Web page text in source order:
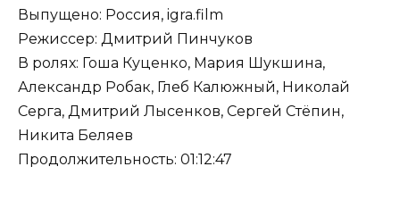
Выпущено: Россия, igra.film
Режиссер: Дмитрий Пинчуков
В ролях: Гоша Куценко, Мария Шукшина,
Александр Робак, Глеб Калюжный, Николай
Серга, Дмитрий Лысенков, Сергей Стёпин,
Никита Беляев
Продолжительность: 01:12:47